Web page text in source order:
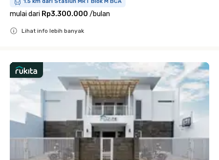
mulai dari Rp3.300.000 /bulan
Lihat info lebih banyak